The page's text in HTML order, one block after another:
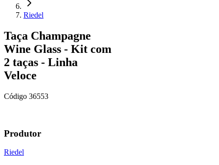
Riedel
Taça Champagne
Wine Glass - Kit com
2 taças - Linha
Veloce
Código 36553
Produtor
Riedel